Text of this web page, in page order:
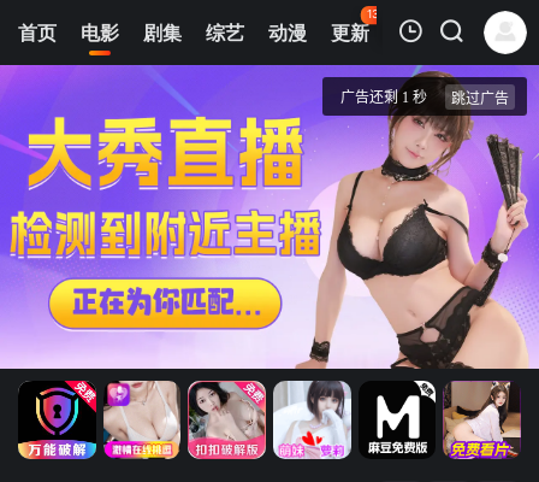
首页 电影 剧集 综艺 动漫 更新
134
热榜 APP
我的观影记录
蓝光1080P
受益人
清空